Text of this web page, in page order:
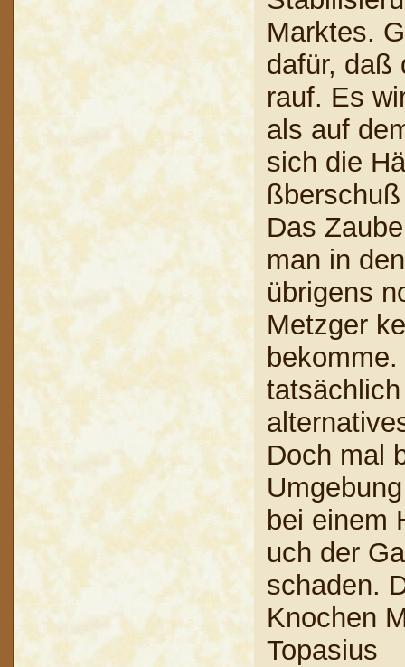
Marktes.
dafür, daß
rauf. Es
als auf
sich die
Das
man in
übrigens
Metzger
Doch mal
bei einem
uch der
schaden.
Knochen
Topasius